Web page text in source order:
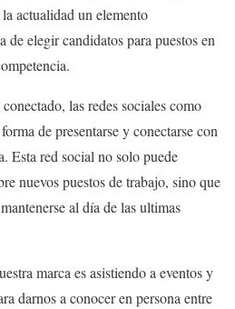
actualidad un elemento
de elegir candidatos para puestos en
las redes sociales como
de presentarse y conectarse con
Esta red social no solo puede
nuevos puestos de trabajo, sino que
al día de las ultimas
marca es asistiendo a eventos y
darnos a conocer en persona entre